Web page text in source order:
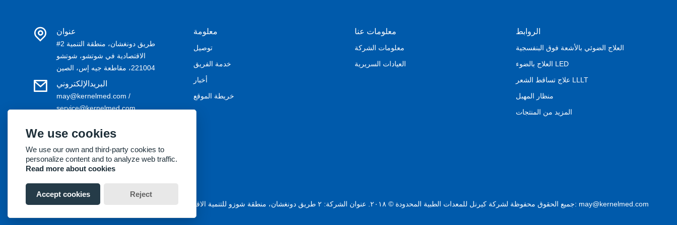
عنوان
#2 طريق دونغشان، منطقة التنمية
الاقتصادية في شوتشو، شوتشو
221004، مقاطعة جيه إس، الصين
البريدالإلكتروني
may@kernelmed.com /
service@kernelmed.com
+86-516-87732218
معلومة
توصيل
خدمة الفريق
أخبار
خريطة الموقع
معلومات عنا
معلومات الشركة
العيادات السريرية
الروابط
العلاج الضوئي بالأشعة فوق البنفسجية
العلاج بالضوء LED
علاج تساقط الشعر LLLT
منظار المهبل
المزيد من المنتجات
جميع الحقوق محفوظة لشركة كيرنل للمعدات الطبية المحدودة © ٢٠١٨. عنوان الشركة: ٢ طريق دونغشان، منطقة شوزو للتنمية الاقتصادية، شوزو ٢٢١٠٠٤، جيه إس، الصين. البريد الإلكتروني: may@kernelmed.com
We use cookies
We use our own and third-party cookies to
personalize content and to analyze web traffic.
Read more about cookies
Accept cookies Reject